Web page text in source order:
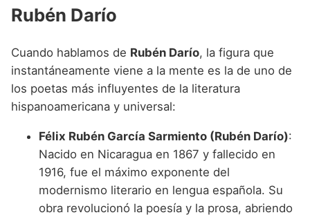
Rubén Darío
Cuando hablamos de Rubén Darío, la figura que
instantáneamente viene a la mente es la de uno de
los poetas más influyentes de la literatura
hispanoamericana y universal:
Félix Rubén García Sarmiento (Rubén Darío):
Nacido en Nicaragua en 1867 y fallecido en
1916, fue el máximo exponente del
modernismo literario en lengua española. Su
obra revolucionó la poesía y la prosa, abriendo